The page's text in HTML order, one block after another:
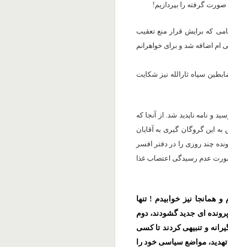
صورت گرفته را بپردازیم!
که برایش قرار منع تعقیب
کردند، من ٣ماه و یک روز حبس تعزیری به حبس ۵سال قبلی ام اضافه شد و برای خواهرانم
سپاه ثارالله نیز شکایت
و نامه ناپدید شد. از آنجا که
این گروگان گیری به آقایان
چند روزی را در دفتر افسر
عدم رسیدگی اعتصاب غذا
و همانجا نیز خوابیدم ! تنها
ای جدید گشودند، دوم
و تنبیهی کردند تا کسی
مواضع سیاسی خود را